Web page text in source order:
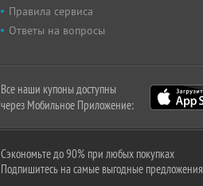
Правила сервиса
Ответы на вопросы
Все наши купоны доступны
через Мобильное Приложение:
Сэкономьте до 90% при любых покупках
Подпишитесь на самые выгодные предложения